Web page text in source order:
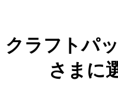
クラフトパ
さまに